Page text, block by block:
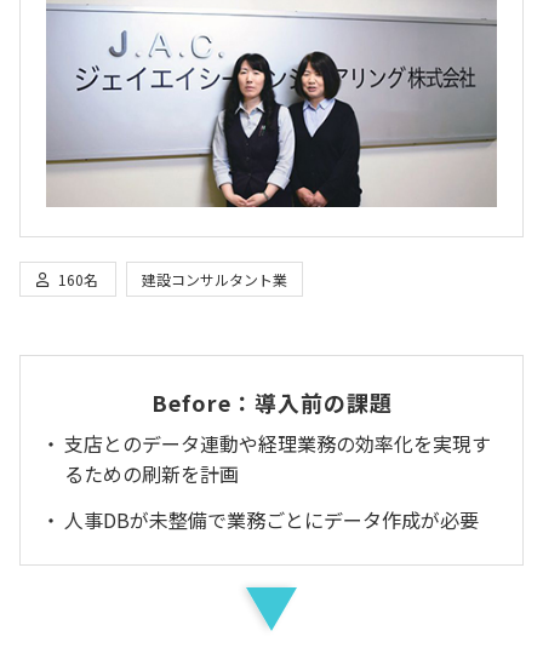
160名 建設コンサルタント業
Before：導入前の課題
支店とのデータ連動や経理業務の効率化を実現す
るための刷新を計画
人事DBが未整備で業務ごとにデータ作成が必要